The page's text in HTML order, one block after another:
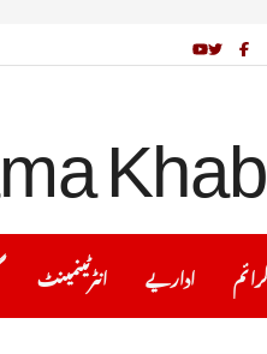
انٹرٹینمینٹ اداریے ئم